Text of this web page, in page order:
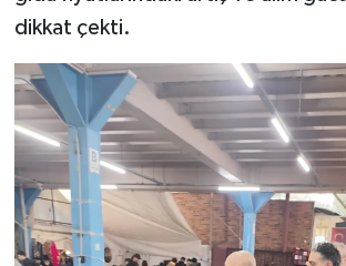
dikkat çekti.